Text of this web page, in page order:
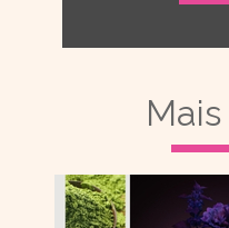
Mais